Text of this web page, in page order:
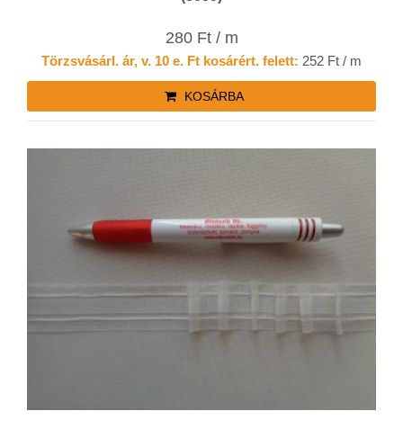
280 Ft / m
Törzsvásárl. ár, v. 10 e. Ft kosárért. felett: 252 Ft / m
KOSÁRBA